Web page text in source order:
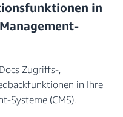
in
Zugriffs-,
in Ihre
Systeme (CMS).